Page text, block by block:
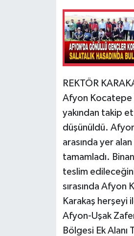
REKTÖR
Afyon Kocatepe
yakından takip
düşünüldü.
arasında yer
tamamladı.
teslim
sırasında
Karakaş herşeyi
Afyon-Uşak
Bölgesi Ek Alanı